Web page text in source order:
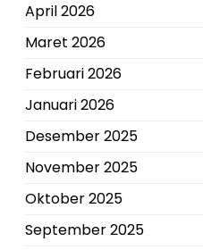
April 2026
Maret 2026
Februari 2026
Januari 2026
Desember 2025
November 2025
Oktober 2025
September 2025